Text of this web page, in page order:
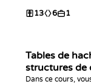
13 6 1
Tables de
structures de
Dans ce cours,